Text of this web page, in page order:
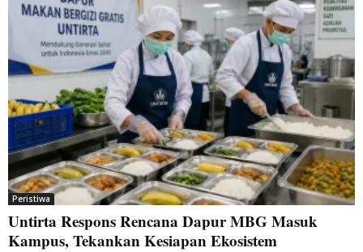
Peristiwa
Untirta Respons Rencana Dapur MBG Masuk
Kampus, Tekankan Kesiapan Ekosistem